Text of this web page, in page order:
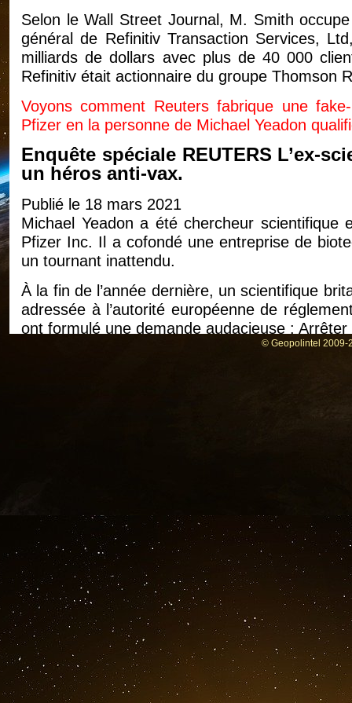
Selon le Wall Street Journal, M. Smith
général de Refinitiv Transaction Services,
milliards de dollars avec plus de 40 000
Refinitiv était actionnaire du groupe Thomson
Voyons comment Reuters fabrique une
Pfizer en la personne de Michael Yeadon
Enquête spéciale REUTERS L’ex-
un héros anti-vax.
Publié le 18 mars 2021
Michael Yeadon a été chercheur scientifique
Pfizer Inc. Il a cofondé une entreprise de
un tournant inattendu.
À la fin de l’année dernière, un scientifique
adressée à l’autorité européenne de
ont formulé une demande audacieuse :
Les médias sociaux ont rapidement diffusé
les vaccins COVID-19 provoquent
médecins et des infirmières britanniques
inquiètes leur demandaient si c’était vrai,
Gynaecologists. En janvier, une enquête
organisation à but non lucratif, a révélé
États-Unis avaient entendu dire que « les
l’infertilité ».
Ce qui a donné de la crédibilité à cette
© Geopolintel 2009-